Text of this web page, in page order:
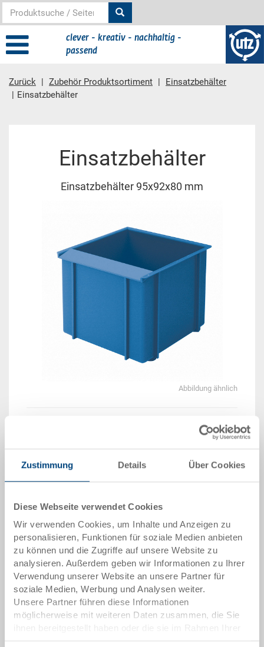
Zustimmung Details Über Cookies
Diese Webseite verwendet Cookies
Wir verwenden Cookies, um Inhalte und Anzeigen zu
personalisieren, Funktionen für soziale Medien anbieten
zu können und die Zugriffe auf unsere Website zu
analysieren. Außerdem geben wir Informationen zu Ihrer
Verwendung unserer Website an unsere Partner für
soziale Medien, Werbung und Analysen weiter.
Unsere Partner führen diese Informationen
möglicherweise mit weiteren Daten zusammen, die Sie
Nutzung der Dienste gesammelt haben.
clever - kreativ - nachhaltig -
passend
Zurück Zubehör Produktsortiment
Einsatzbehälter
Einsatzbehälter
Einsatzbehälter
Einsatzbehälter 95x92x80 mm
Abbildung ähnlich
Das Produkt kann nicht online bestellt werden:
g
3-907-2.5070.0101
Aussenmasse:
95 x 92 x 80 mm
Grösse:
1/24